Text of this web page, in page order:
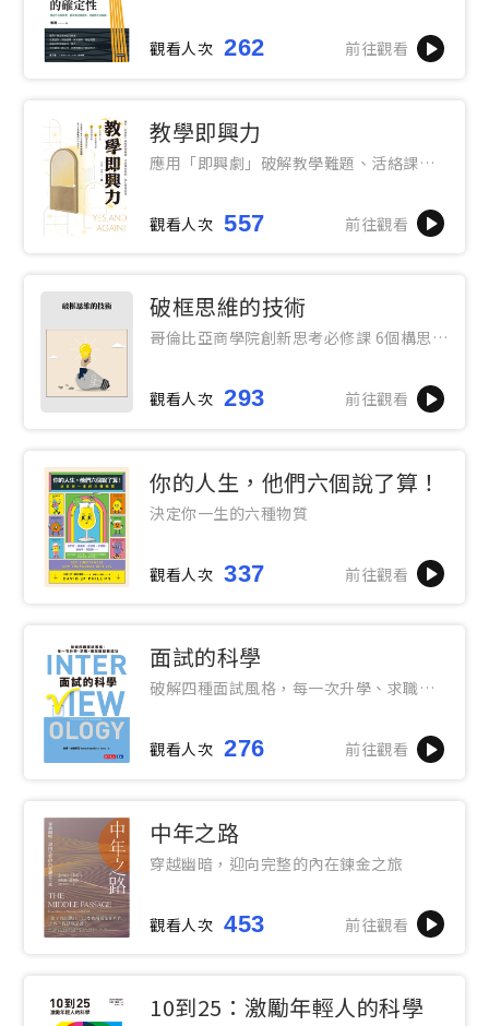
觀看人次 262 前往觀看
教學即興力
應用「即興劇」破解教學難題、活絡課堂
觀看人次 557 前往觀看
破框思維的技術
哥倫比亞商學院創新思考必修課 6個構思步
觀看人次 293 前往觀看
你的人生，他們六個說了算！
決定你一生的六種物質
觀看人次 337 前往觀看
面試的科學
破解四種面試風格，每一次升學、求職、
觀看人次 276 前往觀看
中年之路
穿越幽暗，迎向完整的內在鍊金之旅
觀看人次 453 前往觀看
10到25：激勵年輕人的科學